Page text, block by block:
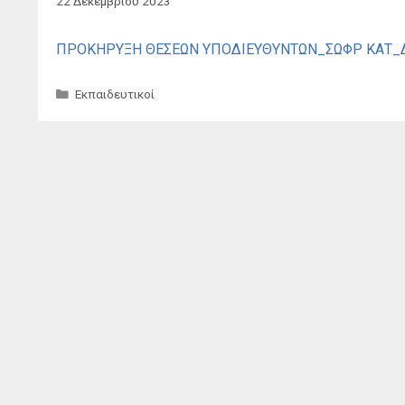
ΠΡΟΚΗΡΥΞΗ ΘΕΣΕΩΝ ΥΠΟΔΙΕΥΘΥΝΤΩΝ_ΣΩΦΡ
Κατηγορίες
Εκπαιδευτικοί